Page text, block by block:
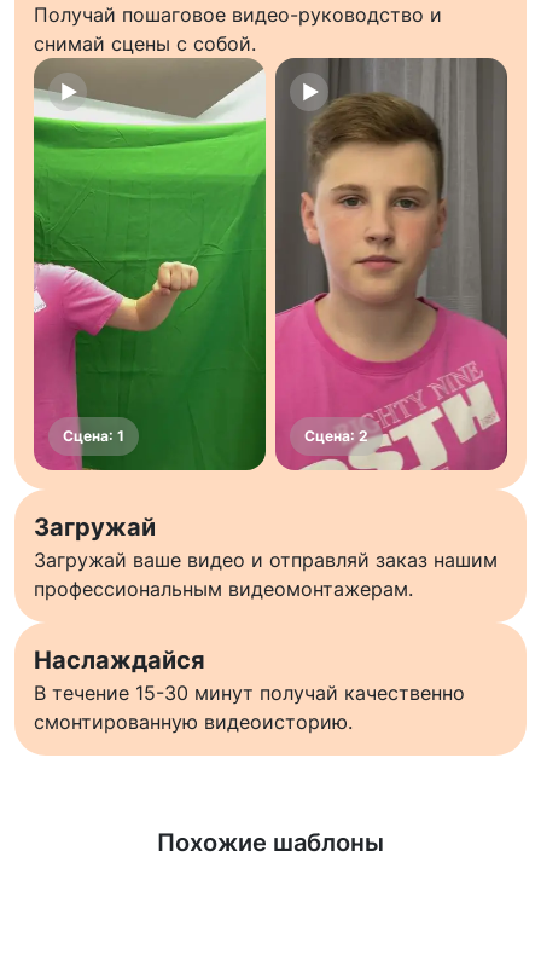
Получай пошаговое видео-руководство и
снимай сцены с собой.
Загружай
Загружай ваше видео и отправляй заказ нашим
профессиональным видеомонтажерам.
Наслаждайся
В течение 15-30 минут получай качественно
смонтированную видеоисторию.
Похожие шаблоны
Узнать больше